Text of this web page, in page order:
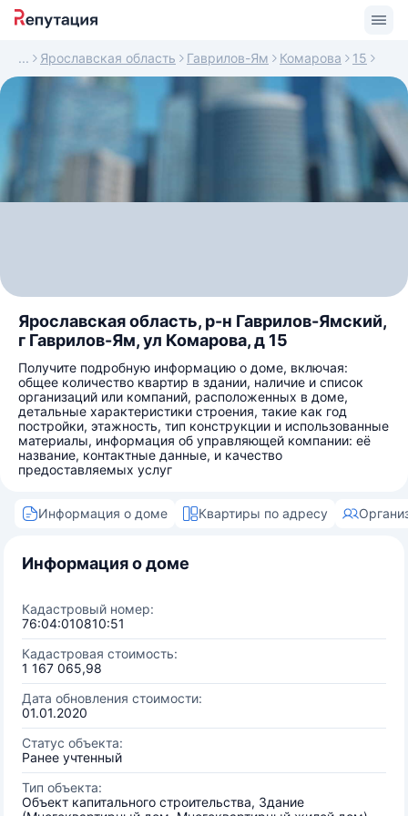
Ярославская область Гаврилов-Ям Комарова 15
Ярославская область, р-н Гаврилов-Ямский,
г Гаврилов-Ям, ул Комарова, д 15
Получите подробную информацию о доме, включая:
общее количество квартир в здании, наличие и список
организаций или компаний, расположенных в доме,
детальные характеристики строения, такие как год
постройки, этажность, тип конструкции и использованные
материалы, информация об управляющей компании: её
название, контактные данные, и качество
предоставляемых услуг
Информация о доме Квартиры по адресу
Информация о доме
Кадастровый номер:
76:04:010810:51
Кадастровая стоимость:
1 167 065,98
Дата обновления стоимости:
01.01.2020
Статус объекта:
Ранее учтенный
Тип объекта:
Объект капитального строительства, Здание